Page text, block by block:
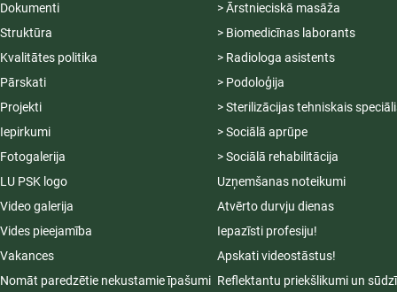
Dokumenti
Struktūra
Kvalitātes politika
Pārskati
Projekti
Iepirkumi
Fotogalerija
LU PSK logo
Video galerija
Vides pieejamība
Vakances
Nomāt paredzētie nekustamie īpašumi
> Ārstnieciskā masāža
> Biomedicīnas laborants
> Radiologa asistents
> Podoloģija
> Sterilizācijas tehniskais
> Sociālā aprūpe
> Sociālā rehabilitācija
Uzņemšanas noteikumi
Atvērto durvju dienas
Iepazīsti profesiju!
Apskati videostāstus!
Reflektantu priekšlikumi un